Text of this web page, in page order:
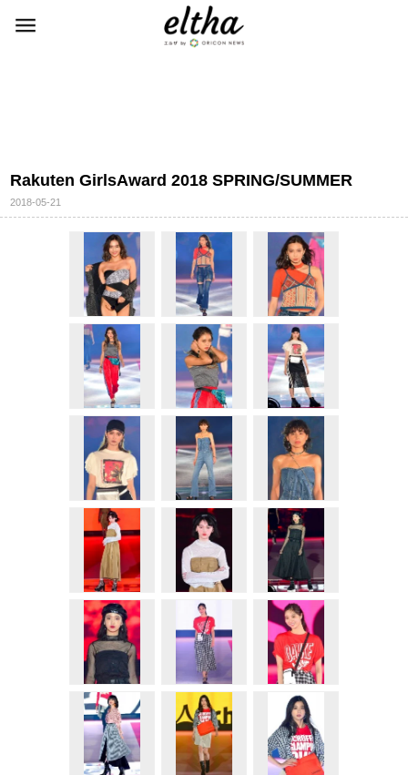
Rakuten GirlsAward 2018 SPRING/SUMMER
2018-05-21